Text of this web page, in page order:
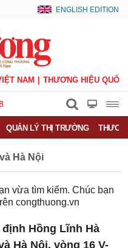
ENGLISH EDITION
NAM THƯƠNG HIỆU QUỐC
QUẢN LÝ THỊ TRƯỜNG
Hà Nội
vừa tìm kiếm. Chúc bạn
congthuong.vn
định Hồng Lĩnh Hà
Hà Nội, vòng 16 V-